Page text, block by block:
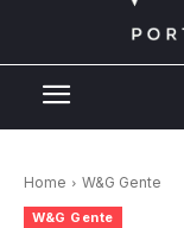
Home W&G Gente
W&G Gente